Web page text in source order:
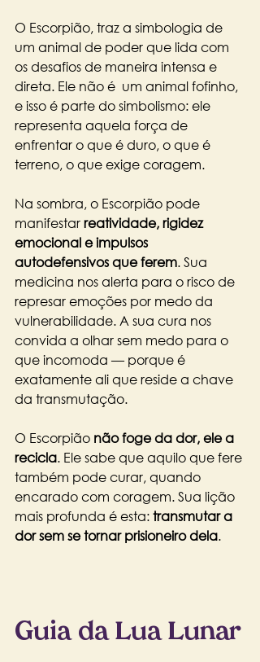
O Escorpião, traz a simbologia de
um animal de poder que lida com
os desafios de maneira intensa e
direta. Ele não é  um animal fofinho,
e isso é parte do simbolismo: ele
representa aquela força de
enfrentar o que é duro, o que é
terreno, o que exige coragem.
Na sombra, o Escorpião pode
manifestar reatividade, rigidez
emocional e impulsos
autodefensivos que ferem. Sua
medicina nos alerta para o risco de
represar emoções por medo da
vulnerabilidade. A sua cura nos
convida a olhar sem medo para o
que incomoda — porque é
exatamente ali que reside a chave
da transmutação.
O Escorpião não foge da dor, ele a
recicla. Ele sabe que aquilo que fere
também pode curar, quando
encarado com coragem. Sua lição
mais profunda é esta: transmutar a
dor sem se tornar prisioneiro dela.
Guia da Lua Lunar